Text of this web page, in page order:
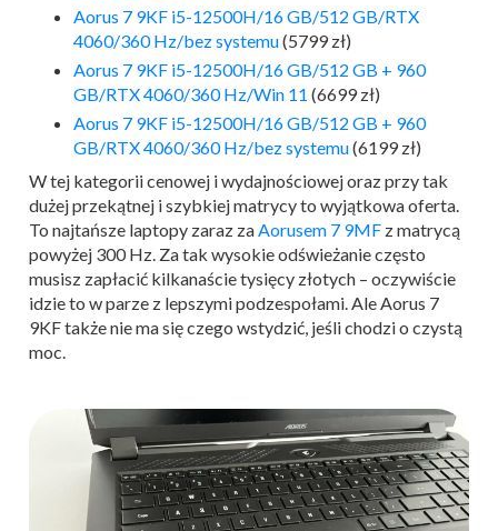
Aorus 7 9KF i5-12500H/16 GB/512 GB/RTX
4060/360 Hz/bez systemu(5799 zł)
Aorus 7 9KF i5-12500H/16 GB/512 GB + 960
GB/RTX 4060/360 Hz/Win 11 (6699 zł)
Aorus 7 9KF i5-12500H/16 GB/512 GB + 960
GB/RTX 4060/360 Hz/bez systemu(6199 zł)
W tej kategorii cenowej i wydajnościowej oraz przy tak
dużej przekątnej i szybkiej matrycy to wyjątkowa oferta.
To najtańsze laptopy zaraz zaAorusem 7 9MF z matrycą
powyżej 300 Hz. Za tak wysokie odświeżanie często
musisz zapłacić kilkanaście tysięcy złotych – oczywiście
idzie to w parze z lepszymi podzespołami. Ale Aorus 7
9KF także nie ma się czego wstydzić, jeśli chodzi o czystą
moc.